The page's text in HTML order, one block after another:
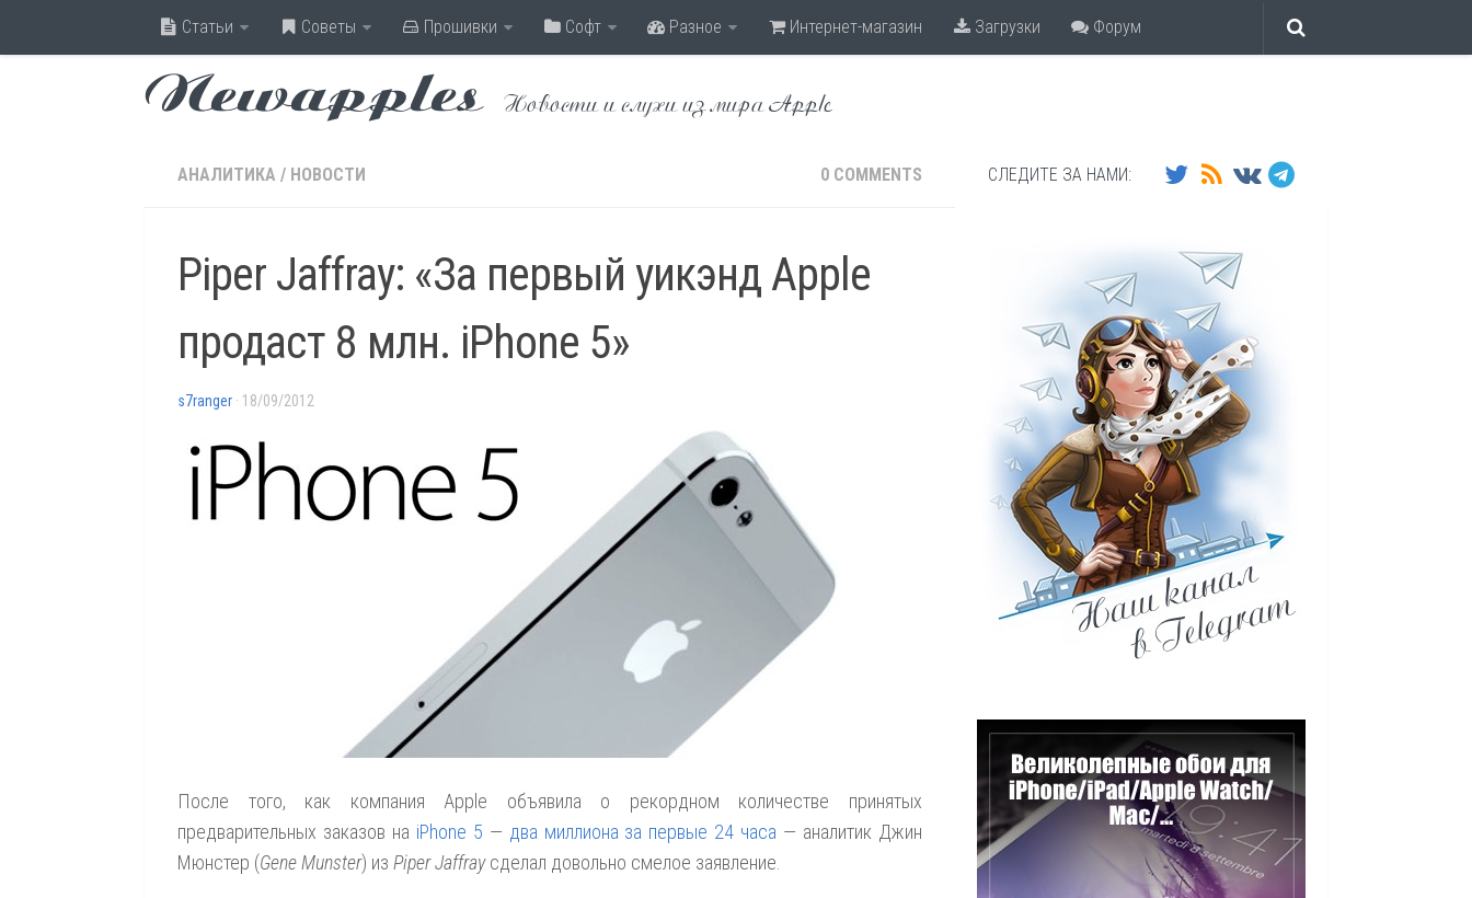
Статьи Советы Прошивки Софт Разное Интернет-магазин Загрузки Форум
Newapples Новости и слухи из мира Apple
АНАЛИТИКА / НОВОСТИ 0 COMMENTS
Piper Jaffray: «За первый уикэнд Apple
продаст 8 млн. iPhone 5»
s7ranger · 18/09/2012
После того, как компания Apple объявила о рекордном количестве принятых
предварительных заказов на iPhone 5 — два миллиона за первые 24 часа — аналитик Джин
Мюнстер (Gene Munster) из Piper Jaffrayсделал довольно смелое заявление.
СЛЕДИТЕ ЗА НАМИ: